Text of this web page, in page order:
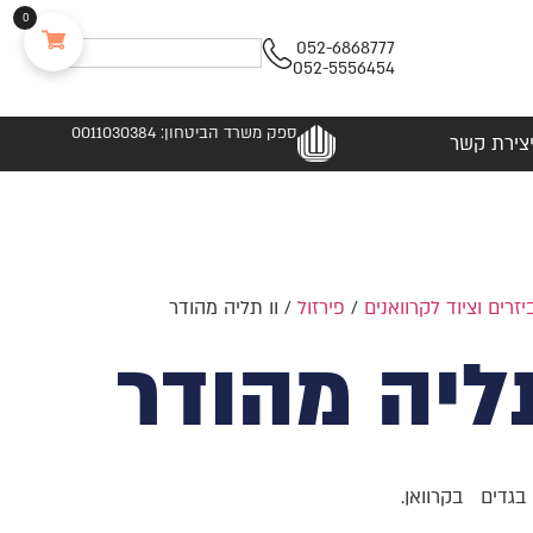
052-6868777
052-5556454
יצירת קשר ספק משרד הביטחון: 0011030384
וציוד לקרוואנים / פירזול/ וו תליה מהודר
מהודר
בקרוואן.
0